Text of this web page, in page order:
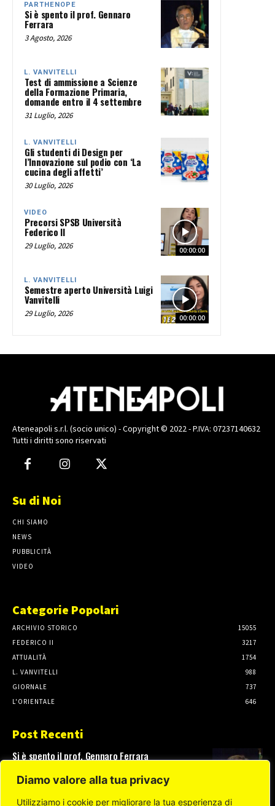
Diamo valore alla tua privacy
Utilizziamo i cookie per migliorare la tua esperienza di
PARTHENOPE
Si è spento il prof. Gennaro
Ferrara
3 Agosto, 2026
L. VANVITELLI
Test di ammissione a Scienze
della Formazione Primaria,
domande entro il 4 settembre
31 Luglio, 2026
L. VANVITELLI
Gli studenti di Design per
l’Innovazione sul podio con ‘La
cucina degli affetti’
30 Luglio, 2026
00:00:00
VIDEO
Precorsi SPSB Università
Federico II
29 Luglio, 2026
00:00:00
L. VANVITELLI
Semestre aperto Università Luigi
Vanvitelli
29 Luglio, 2026
Ateneapoli s.r.l. (socio unico) - Copyright © 2022 - P.IVA: 07237140632
Tutti i diritti sono riservati
Su di Noi
CHI SIAMO
NEWS
PUBBLICITÀ
VIDEO
Categorie Popolari
ARCHIVIO STORICO
15055
FEDERICO II
3217
ATTUALITÀ
1754
L. VANVITELLI
988
GIORNALE
737
L'ORIENTALE
646
Post Recenti
Si è spento il prof. Gennaro Ferrara